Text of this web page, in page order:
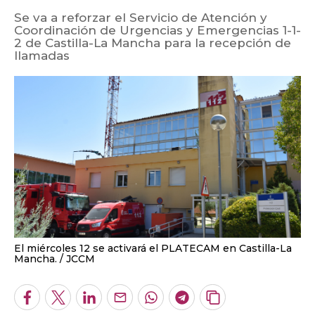
Se va a reforzar el Servicio de Atención y
Coordinación de Urgencias y Emergencias 1-1-
2 de Castilla-La Mancha para la recepción de
llamadas
El miércoles 12 se activará el PLATECAM en Castilla-La
Mancha.
JCCM
Facebook
TwitterLinkedInEnviarWhatsapp
Telegram
Copiar